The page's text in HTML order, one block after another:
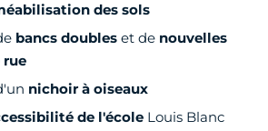
des sols
bancs doubles et de nouvelles
rue
nichoir à oiseaux
de l'école Louis Blanc